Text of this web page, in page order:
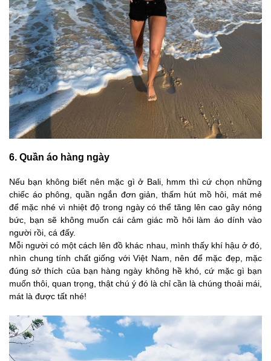
6. Quần áo hàng ngày
Nếu bạn không biết nên mặc gì ở Bali, hmm thì cứ chọn những
chiếc áo phông, quần ngắn đơn giản, thấm hút mồ hôi, mát mẻ
để mặc nhé vì nhiệt độ trong ngày có thể tăng lên cao gây nóng
bức, bạn sẽ không muốn cái cảm giác mồ hôi làm áo dính vào
người rồi, cá đấy.
Mỗi người có một cách lên đồ khác nhau, mình thấy khí hậu ở đó,
nhìn chung tính chất giống với Việt Nam, nên để mặc đẹp, mặc
đúng sở thích của bạn hàng ngày không hề khó, cứ mặc gì bạn
muốn thôi, quan trọng, thật chú ý đó là chỉ cần là chúng thoải mái,
mát là được tất nhé!